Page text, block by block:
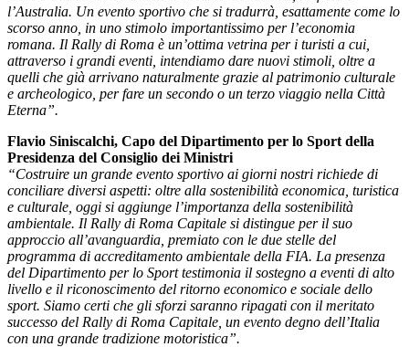
l’Australia. Un evento sportivo che si tradurrà, esattamente come lo
scorso anno, in uno stimolo importantissimo per l’economia
romana. Il Rally di Roma è un’ottima vetrina per i turisti a cui,
attraverso i grandi eventi, intendiamo dare nuovi stimoli, oltre a
quelli che già arrivano naturalmente grazie al patrimonio culturale
e archeologico, per fare un secondo o un terzo viaggio nella Città
Eterna”.
Flavio Siniscalchi, Capo del Dipartimento per lo Sport della
Presidenza del Consiglio dei Ministri
“Costruire un grande evento sportivo ai giorni nostri richiede di
conciliare diversi aspetti: oltre alla sostenibilità economica, turistica
e culturale, oggi si aggiunge l’importanza della sostenibilità
ambientale. Il Rally di Roma Capitale si distingue per il suo
approccio all’avanguardia, premiato con le due stelle del
programma di accreditamento ambientale della FIA. La presenza
del Dipartimento per lo Sport testimonia il sostegno a eventi di alto
livello e il riconoscimento del ritorno economico e sociale dello
sport. Siamo certi che gli sforzi saranno ripagati con il meritato
successo del Rally di Roma Capitale, un evento degno dell’Italia
con una grande tradizione motoristica”.